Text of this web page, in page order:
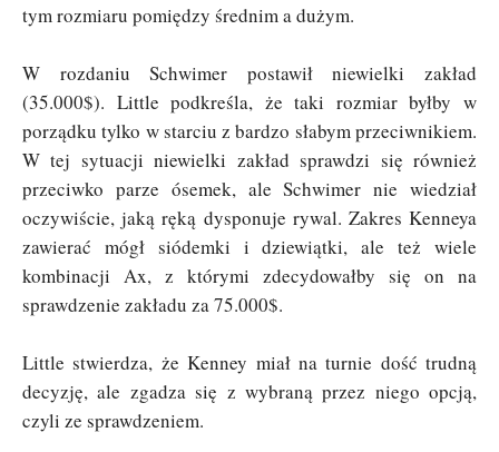
tym rozmiaru pomiędzy średnim a dużym.
W rozdaniu Schwimer postawił niewielki zakład
(35.000$). Little podkreśla, że taki rozmiar byłby w
porządku tylko w starciu z bardzo słabym przeciwnikiem.
W tej sytuacji niewielki zakład sprawdzi się również
przeciwko parze ósemek, ale Schwimer nie wiedział
oczywiście, jaką ręką dysponuje rywal. Zakres Kenneya
zawierać mógł siódemki i dziewiątki, ale też wiele
kombinacji Ax, z którymi zdecydowałby się on na
sprawdzenie zakładu za 75.000$.
Little stwierdza, że Kenney miał na turnie dość trudną
decyzję, ale zgadza się z wybraną przez niego opcją,
czyli ze sprawdzeniem.